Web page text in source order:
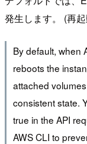
発生します。 (再
By default, when
reboots the
attached
consistent state.
true in the API
AWS CLI to